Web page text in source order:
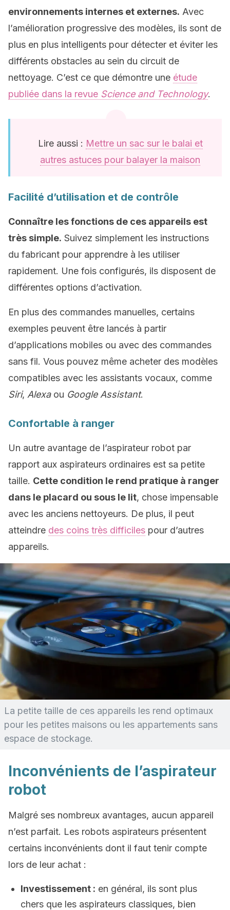
environnements internes et externes. Avec
l’amélioration progressive des modèles, ils sont de
plus en plus intelligents pour détecter et éviter les
différents obstacles au sein du circuit de
nettoyage. C’est ce que démontre une étude
publiée dans la revue Science and Technology.
Lire aussi : Mettre un sac sur le balai et
autres astuces pour balayer la maison
Facilité d’utilisation et de contrôle
Connaître les fonctions de ces appareils est
très simple. Suivez simplement les instructions
du fabricant pour apprendre à les utiliser
rapidement. Une fois configurés, ils disposent de
différentes options d’activation.
En plus des commandes manuelles, certains
exemples peuvent être lancés à partir
d’applications mobiles ou avec des commandes
sans fil. Vous pouvez même acheter des modèles
compatibles avec les assistants vocaux, comme
Siri, Alexaou Google Assistant.
Confortable à ranger
Un autre avantage de l’aspirateur robot par
rapport aux aspirateurs ordinaires est sa petite
taille. Cette condition le rend pratique à ranger
dans le placard ou sous le lit, chose impensable
avec les anciens nettoyeurs. De plus, il peut
atteindre des coins très difficiles pour d’autres
appareils.
La petite taille de ces appareils les rend optimaux
pour les petites maisons ou les appartements sans
espace de stockage.
Inconvénients de l’aspirateur
robot
Malgré ses nombreux avantages, aucun appareil
n’est parfait. Les robots aspirateurs présentent
certains inconvénients dont il faut tenir compte
lors de leur achat :
Investissement : en général, ils sont plus
chers que les aspirateurs classiques, bien